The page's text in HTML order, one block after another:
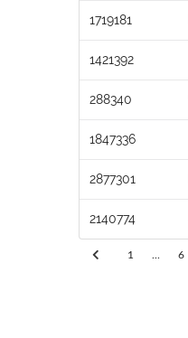
1719181
1421392
288340
1847336
2877301
2140774
1 6